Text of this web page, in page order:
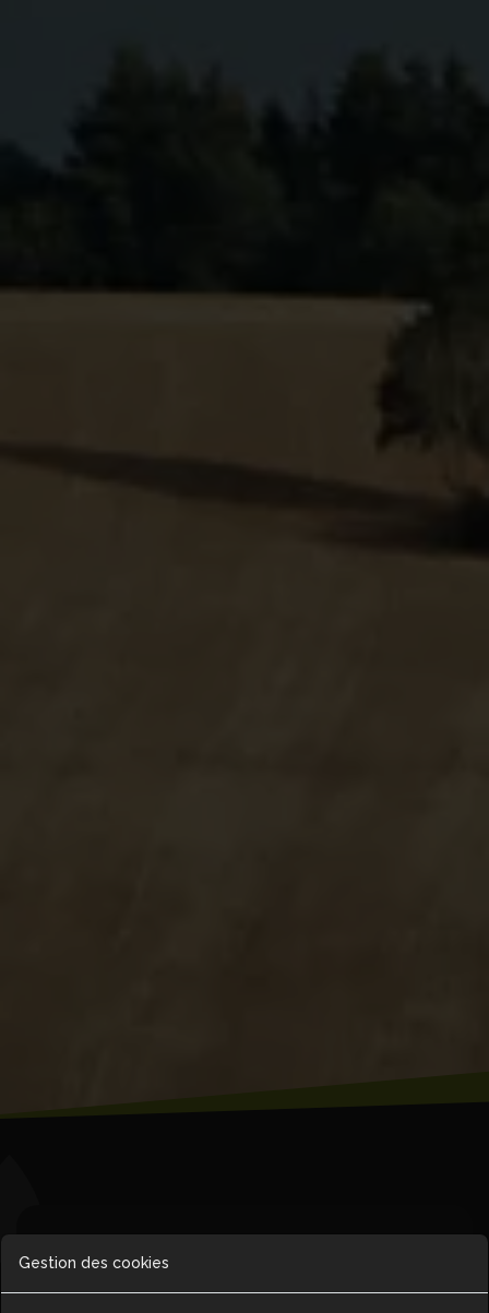
découvrez la puissance
Gestion des cookies